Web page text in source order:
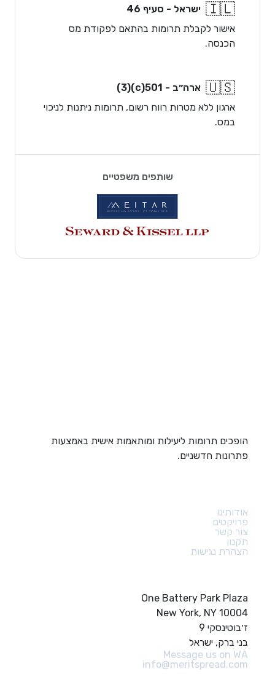
🇮🇱 ישראל - סעיף 46
אישור לקבלת תרומות בהתאם לפקודת מס
הכנסה.
🇺🇸 ארה״ב - 501(c)(3)
ארגון ללא מטרות רווח רשום, תרומות ניתנות לניכוי
במס.
שותפים משפטיים
הופכים תרומות ליעילות ומותאמות אישית באמצעות
פתרונות חדשניים.
אודותינו
פרויקטים
צור קשר
תקנון
הצהרת נגישות
One Battery Park Plaza
New York, NY 10004
ז׳בוטינסקי 9
בני ברק, ישראל
Message us on WA
info@meritspread.com